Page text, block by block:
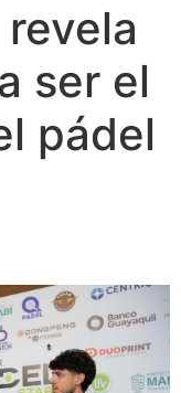
ser el
pádel